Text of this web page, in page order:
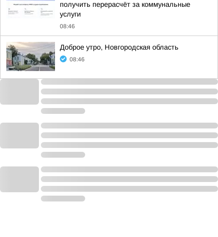
получить перерасчёт за коммунальные
услуги
08:46
Доброе утро, Новгородская область
08:46